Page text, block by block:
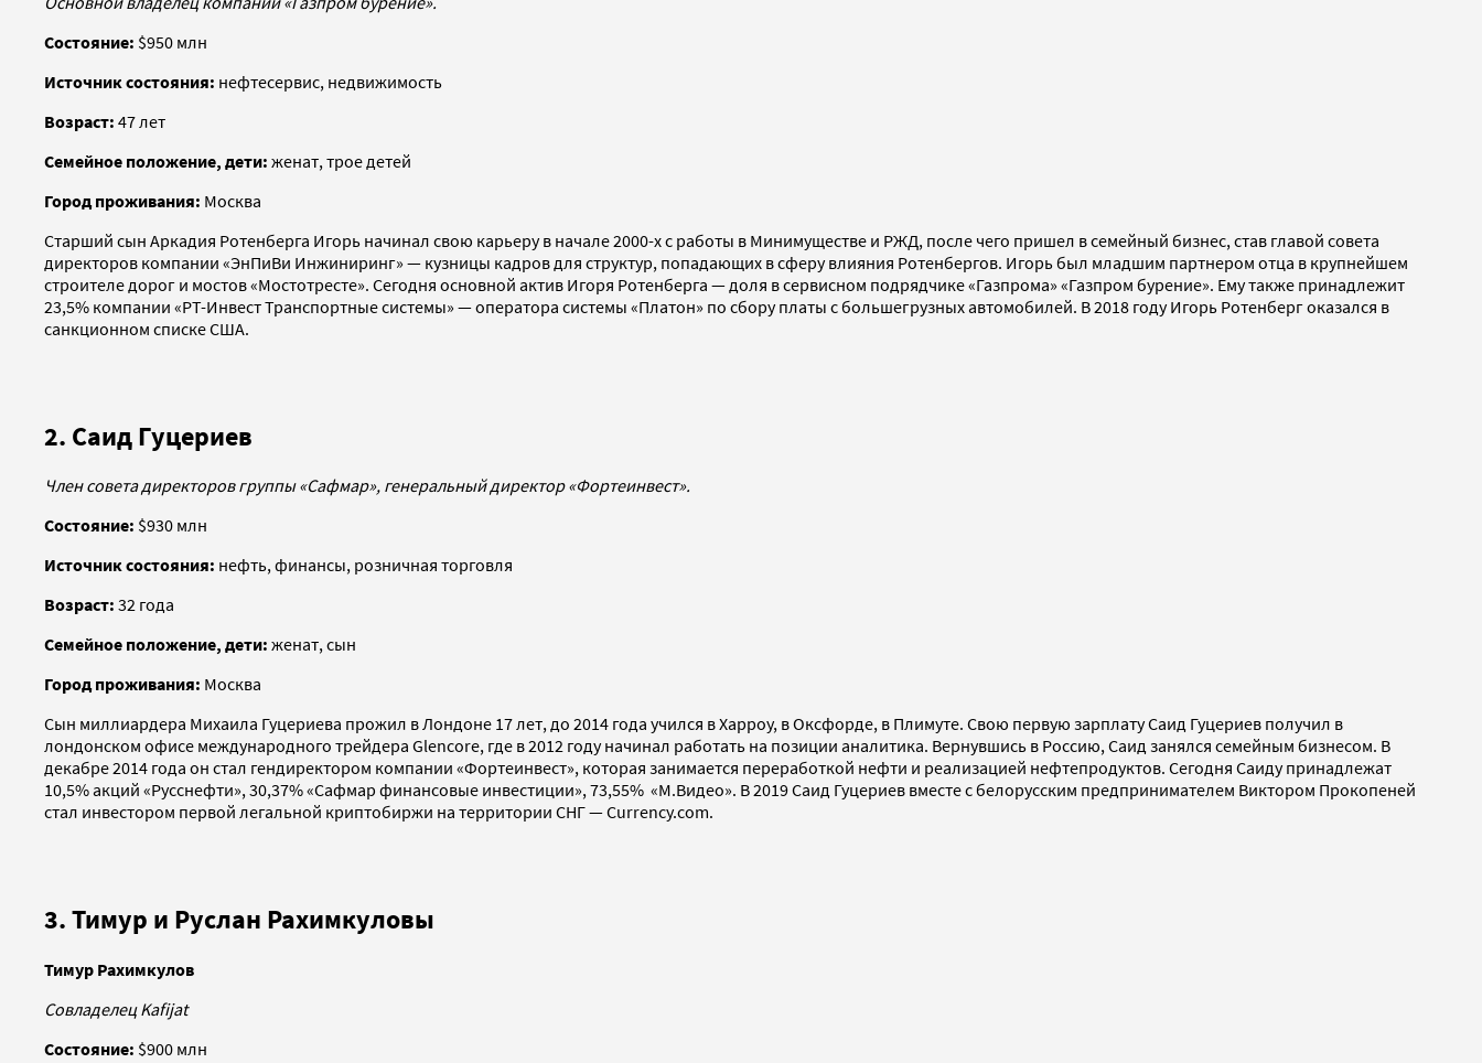
Состояние: $950 млн
Источник состояния: нефтесервис, недвижимость
Возраст: 47 лет
Семейное положение, дети: женат, трое детей
Город проживания: Москва
Старший сын Аркадия Ротенберга Игорь начинал свою карьеру в начале 2000-х с работы в Минимуществе и РЖД, после чего пришел в семейный бизнес, став главой совета
директоров компании «ЭнПиВи Инжиниринг» — кузницы кадров для структур, попадающих в сферу влияния Ротенбергов. Игорь был младшим партнером отца в крупнейшем
строителе дорог и мостов «Мостотресте». Сегодня основной актив Игоря Ротенберга — доля в сервисном подрядчике «Газпрома» «Газпром бурение». Ему также принадлежит
23,5% компании «РТ-Инвест Транспортные системы» — оператора системы «Платон» по сбору платы с большегрузных автомобилей. В 2018 году Игорь Ротенберг оказался в
санкционном списке США.
2. Саид Гуцериев
Член совета директоров группы «Сафмар», генеральный директор «Фортеинвест».
Состояние: $930 млн
Источник состояния: нефть, финансы, розничная торговля
Возраст: 32 года
Семейное положение, дети: женат, сын
Город проживания: Москва
Сын миллиардера Михаила Гуцериева прожил в Лондоне 17 лет, до 2014 года учился в Харроу, в Оксфорде, в Плимуте. Свою первую зарплату Саид Гуцериев получил в
лондонском офисе международного трейдера Glencore, где в 2012 году начинал работать на позиции аналитика. Вернувшись в Россию, Саид занялся семейным бизнесом. В
декабре 2014 года он стал гендиректором компании «Фортеинвест», которая занимается переработкой нефти и реализацией нефтепродуктов. Сегодня Саиду принадлежат
10,5% акций «Русснефти», 30,37% «Сафмар финансовые инвестиции», 73,55% «М.Видео». В 2019 Саид Гуцериев вместе с белорусским предпринимателем Виктором Прокопеней
стал инвестором первой легальной криптобиржи на территории СНГ — Currency.com.
3. Тимур и Руслан Рахимкуловы
Тимур Рахимкулов
Совладелец Kafijat
Состояние: $900 млн